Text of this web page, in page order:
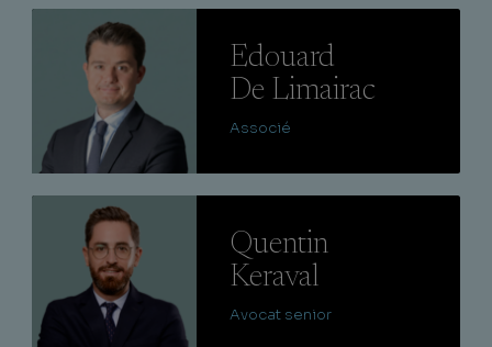
Edouard
De Limairac
Associé
Quentin
Keraval
Avocat senior